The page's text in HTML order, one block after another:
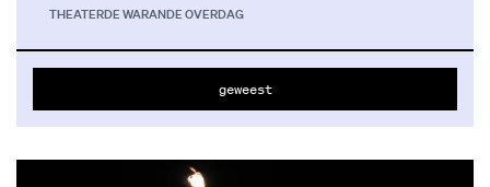
THEATERDE WARANDE OVERDAG
geweest